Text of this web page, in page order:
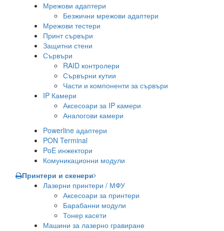
Мрежови адаптери
Безжични мрежови адаптери
Мрежови тестери
Принт сървъри
Защитни стени
Сървъри
RAID контролери
Сървърни кутии
Части и компоненти за сървъри
IP Камери
Аксесоари за IP камери
Аналогови камери
Powerline адаптери
PON Terminal
PoE инжектори
Комуникационни модули
Принтери и скенери
Лазерни принтери / МФУ
Аксесоари за принтери
Барабанни модули
Тонер касети
Машини за лазерно гравиране